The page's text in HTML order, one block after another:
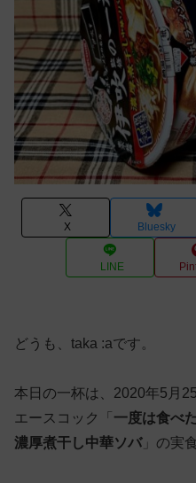
X Bluesky
LINE
どうも、taka :aです。
本日の一杯は、2020年5月
エースコック「 一度は食べ
濃厚煮干し中華ソバ」の実